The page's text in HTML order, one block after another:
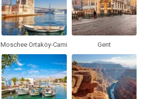
Moschee Ortaköy-Cami Gent